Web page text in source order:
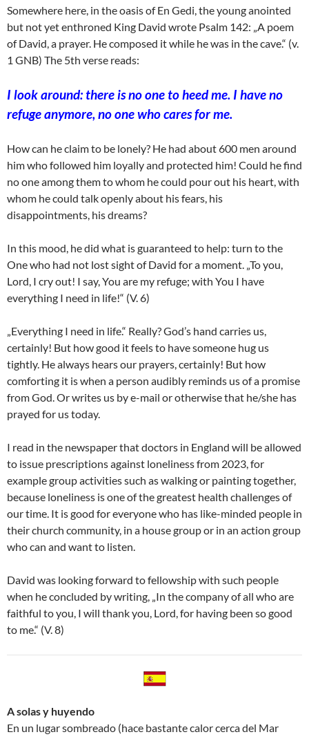
Somewhere here, in the oasis of En Gedi, the young anointed
but not yet enthroned King David wrote Psalm 142: „A poem
of David, a prayer. He composed it while he was in the cave.“ (v.
1 GNB) The 5th verse reads:
I look around: there is no one to heed me. I have no
refuge anymore, no one who cares for me.
How can he claim to be lonely? He had about 600 men around
him who followed him loyally and protected him! Could he find
no one among them to whom he could pour out his heart, with
whom he could talk openly about his fears, his
disappointments, his dreams?
In this mood, he did what is guaranteed to help: turn to the
One who had not lost sight of David for a moment. „To you,
Lord, I cry out! I say, You are my refuge; with You I have
everything I need in life!“ (V. 6)
„Everything I need in life.“ Really? God’s hand carries us,
certainly! But how good it feels to have someone hug us
tightly. He always hears our prayers, certainly! But how
comforting it is when a person audibly reminds us of a promise
from God. Or writes us by e-mail or otherwise that he/she has
prayed for us today.
I read in the newspaper that doctors in England will be allowed
to issue prescriptions against loneliness from 2023, for
example group activities such as walking or painting together,
because loneliness is one of the greatest health challenges of
our time. It is good for everyone who has like-minded people in
their church community, in a house group or in an action group
who can and want to listen.
David was looking forward to fellowship with such people
when he concluded by writing, „In the company of all who are
faithful to you, I will thank you, Lord, for having been so good
to me.“ (V. 8)
A solas y huyendo
En un lugar sombreado (hace bastante calor cerca del Mar